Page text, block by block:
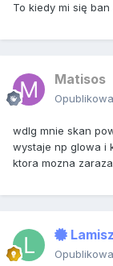
To kiedy mi się
Matisos
wdlg mnie skan
wystaje np glowa i
ktora mozna